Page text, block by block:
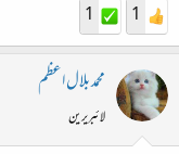
1
1
محمد بلال اعظم
لائبریرین